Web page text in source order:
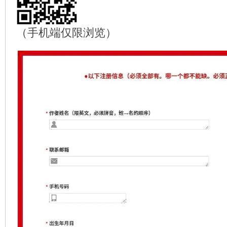
（手机端仅限浏览）